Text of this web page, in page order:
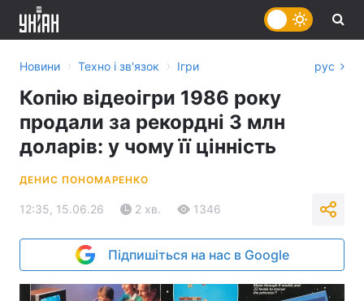
Новини › Техно і зв'язок › Ігри рус
Копію відеоігри 1986 року
продали за рекордні 3 млн
доларів: у чому її цінність
ДЕНИС ПОНОМАРЕНКО
12:35, 15.06.26 2 хв. 1346
Підпишіться на нас в Google